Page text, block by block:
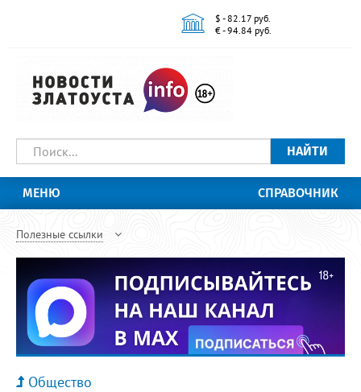
$ - 82.17 руб.
€ - 94.84 руб.
НАЙТИ
МЕНЮ СПРАВОЧНИК
Полезные ссылки
Общество